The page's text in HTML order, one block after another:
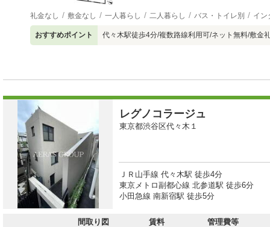
礼金なし 敷金なし 一人暮らし 二人暮らし バス・トイレ別 イン
おすすめポイント 代々木駅徒歩4分/複数路線利用可/ネット無料/敷金
レグノコラージュ
東京都渋谷区代々木１
ＪＲ山手線 代々木駅 徒歩4分
東京メトロ副都心線 北参道駅 徒歩6分
小田急線 南新宿駅 徒歩5分
間取り図 賃料 管理費等